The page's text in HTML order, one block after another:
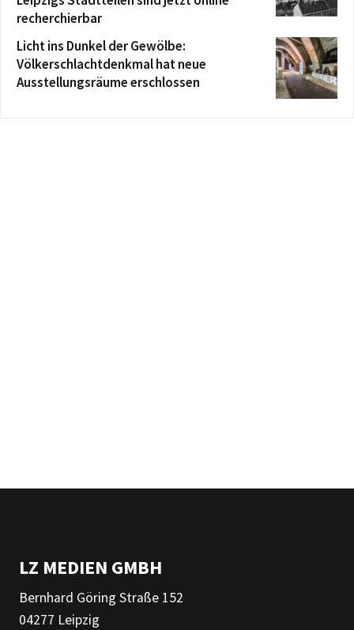
recherchierbar
Licht ins Dunkel der Gewölbe:
Völkerschlachtdenkmal hat neue
Ausstellungsräume erschlossen
LZ MEDIEN GMBH
Bernhard Göring Straße 152
04277 Leipzig